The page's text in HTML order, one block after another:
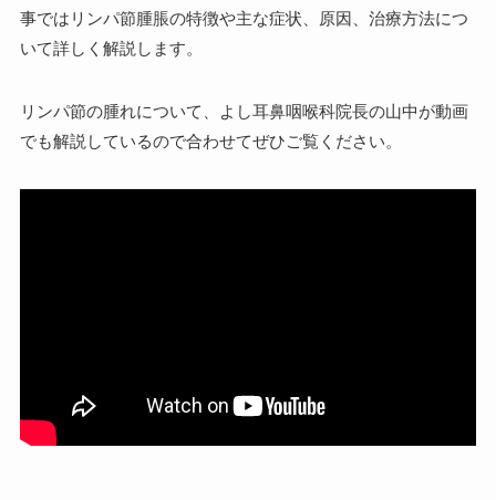
事ではリンパ節腫脹の特徴や主な症状、原因、治療方法につ
いて詳しく解説します。
リンパ節の腫れについて、よし耳鼻咽喉科院長の山中が動画
でも解説しているので合わせてぜひご覧ください。